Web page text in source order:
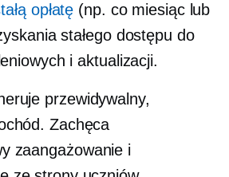
opłatę (np. co miesiąc lub
stałego dostępu do
i aktualizacji.
przewidywalny,
Zachęca
zaangażowanie i